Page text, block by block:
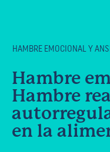
HAMBRE EMOCIONAL Y
Hambre
Hambre
en la